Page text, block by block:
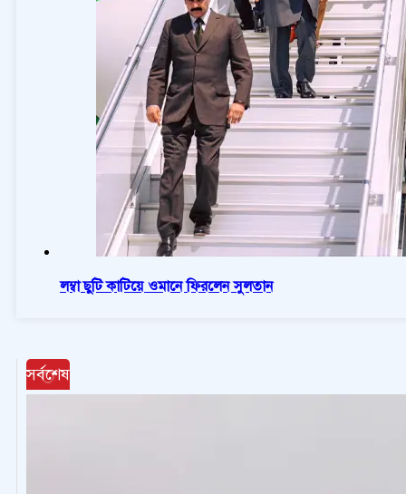
লম্বা ছুটি কাটিয়ে ওমানে ফিরলেন সুলতান
সর্বশেষ